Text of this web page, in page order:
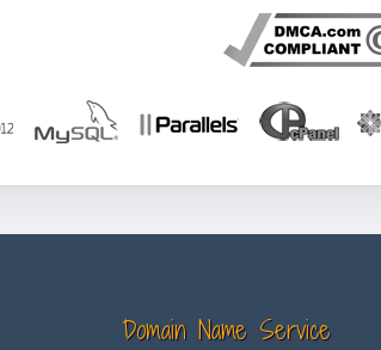
Domain Name Service